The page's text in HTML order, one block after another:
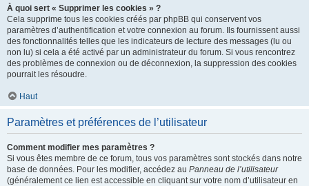
À quoi sert « Supprimer les cookies » ?
Cela supprime tous les cookies créés par phpBB qui conservent vos
paramètres d’authentification et votre connexion au forum. Ils fournissent aussi
des fonctionnalités telles que les indicateurs de lecture des messages (lu ou
non lu) si cela a été activé par un administrateur du forum. Si vous rencontrez
des problèmes de connexion ou de déconnexion, la suppression des cookies
pourrait les résoudre.
Haut
Paramètres et préférences de l’utilisateur
Comment modifier mes paramètres ?
Si vous êtes membre de ce forum, tous vos paramètres sont stockés dans notre
base de données. Pour les modifier, accédez au Panneau de l’utilisateur
(généralement ce lien est accessible en cliquant sur votre nom d’utilisateur en